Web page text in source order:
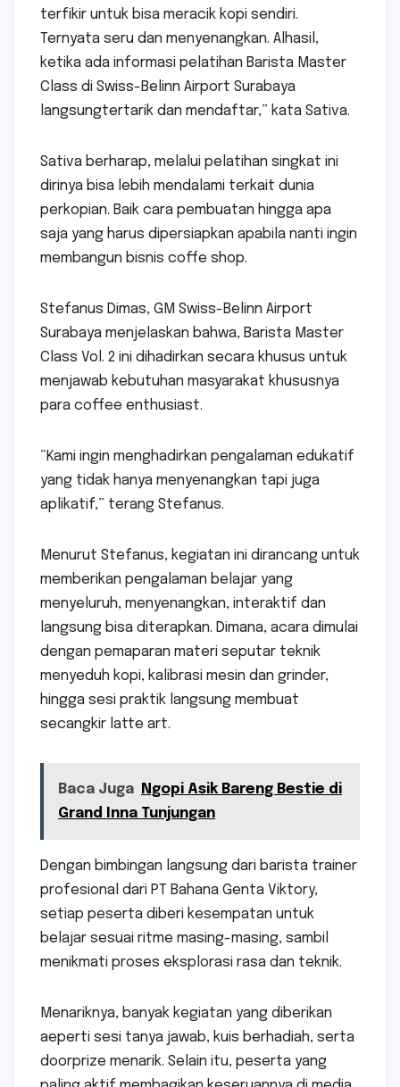
terfikir untuk bisa meracik kopi sendiri.
Ternyata seru dan menyenangkan. Alhasil,
ketika ada informasi pelatihan Barista Master
Class di Swiss-Belinn Airport Surabaya
langsungtertarik dan mendaftar,” kata Sativa.
Sativa berharap, melalui pelatihan singkat ini
dirinya bisa lebih mendalami terkait dunia
perkopian. Baik cara pembuatan hingga apa
saja yang harus dipersiapkan apabila nanti ingin
membangun bisnis coffe shop.
Stefanus Dimas, GM Swiss-Belinn Airport
Surabaya menjelaskan bahwa, Barista Master
Class Vol. 2 ini dihadirkan secara khusus untuk
menjawab kebutuhan masyarakat khususnya
para coffee enthusiast.
“Kami ingin menghadirkan pengalaman edukatif
yang tidak hanya menyenangkan tapi juga
aplikatif,” terang Stefanus.
Menurut Stefanus, kegiatan ini dirancang untuk
memberikan pengalaman belajar yang
menyeluruh, menyenangkan, interaktif dan
langsung bisa diterapkan. Dimana, acara dimulai
dengan pemaparan materi seputar teknik
menyeduh kopi, kalibrasi mesin dan grinder,
hingga sesi praktik langsung membuat
secangkir latte art.
Baca Juga
Ngopi Asik Bareng Bestie di
Grand Inna Tunjungan
Dengan bimbingan langsung dari barista trainer
profesional dari PT Bahana Genta Viktory,
setiap peserta diberi kesempatan untuk
belajar sesuai ritme masing-masing, sambil
menikmati proses eksplorasi rasa dan teknik.
Menariknya, banyak kegiatan yang diberikan
aeperti sesi tanya jawab, kuis berhadiah, serta
doorprize menarik. Selain itu, peserta yang